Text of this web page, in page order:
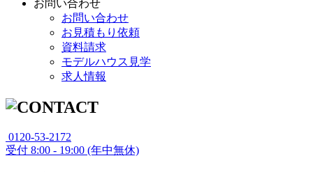
お問い合わせ
お問い合わせ
お見積もり依頼
資料請求
モデルハウス見学
求人情報
0120-53-2172
受付 8:00 - 19:00 (年中無休)